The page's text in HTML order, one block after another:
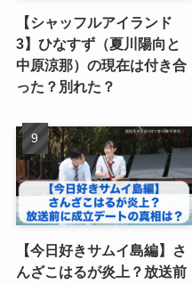
【シャッフルアイランド
3】ひなすず（夏川陽向と
中原涼那）の現在は付き合
った？別れた？
【今日好きサムイ島編】さ
んざこはるが炎上？放送前